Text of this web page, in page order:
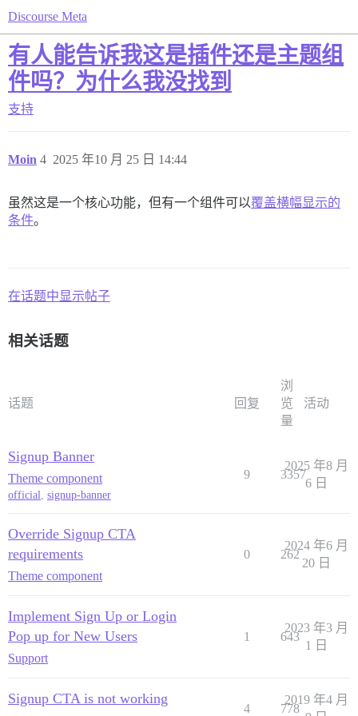
Discourse Meta
有人能告诉我这是插件还是主题组
件吗？为什么我没找到
支持
Moin 2025 年10 月 25 日 14:44
4
虽然这是一个核心功能，但有一个组件可以覆盖横幅显示的
条件。
在话题中显示帖子
相关话题
话题 回复
浏
览
量
活动
Signup Banner
Theme component
official, signup-banner
9 3357
2025 年8 月
6 日
Override Signup CTA
requirements
Theme component
0 262
2024 年6 月
20 日
Implement Sign Up or Login
Pop up for New Users
Support
1 643
2023 年3 月
1 日
Signup CTA is not working
4 778
2019 年4 月